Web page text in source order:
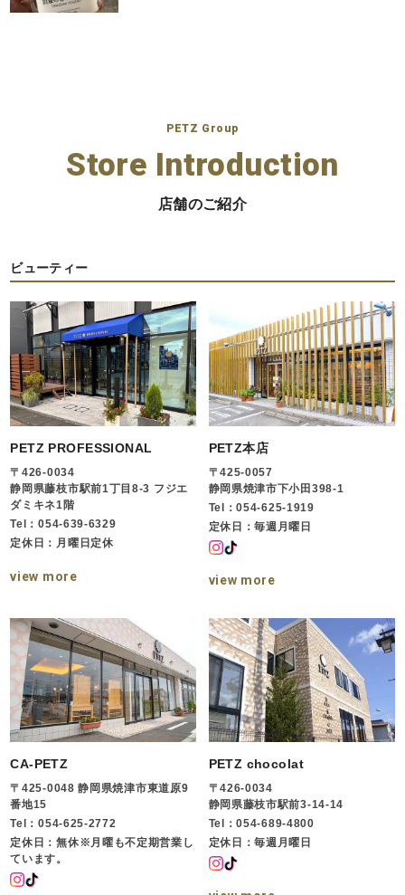
PETZ Group
Store Introduction
店舗のご紹介
ビューティー
PETZ PROFESSIONAL
〒426-0034
静岡県藤枝市駅前1丁目8-3 フジエ
ダミキネ1階
Tel：054-639-6329
定休日：月曜日定休
view more
PETZ本店
〒425-0057
静岡県焼津市下小田398-1
Tel：054-625-1919
定休日：毎週月曜日
view more
CA-PETZ
〒425-0048 静岡県焼津市東道原9
番地15
Tel：054-625-2772
定休日：無休※月曜も不定期営業し
ています。
PETZ chocolat
〒426-0034
静岡県藤枝市駅前3-14-14
Tel：054-689-4800
定休日：毎週月曜日